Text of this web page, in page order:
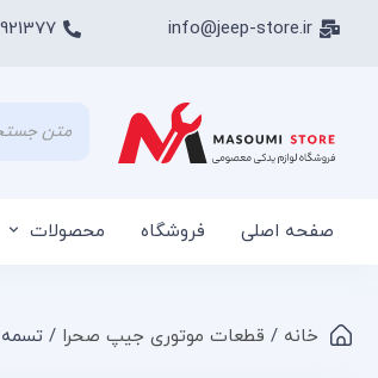
info@jeep-store.ir
صفحه اصلی فروشگاه محصولات
خانه / قطعات موتوری جیپ صحرا / تسمه تایم 16